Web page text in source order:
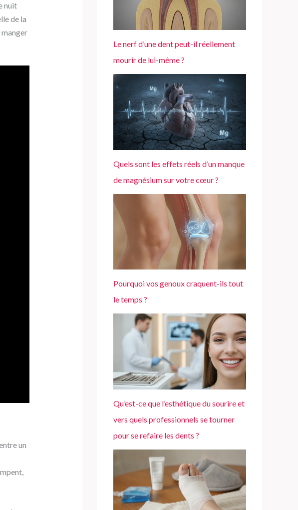
nuit
de la
un
Le nerf d’une dent peut-il réellement
mourir de lui-même ?
Quels sont les effets réels d’un manque
de magnésium sur votre cœur ?
Pourquoi vos genoux craquent-ils tout
le temps ?
Qu’est-ce que l’esthétique du sourire et
vers quels professionnels se tourner
pour se refaire les dents ?